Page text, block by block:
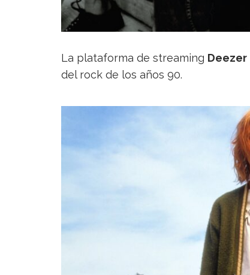
La plataforma de streaming Deezer
del rock de los años 90.